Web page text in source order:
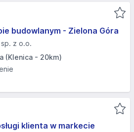
budowlanym - Zielona Góra
z o.o.
(Klenica - 20km)
klienta w markecie